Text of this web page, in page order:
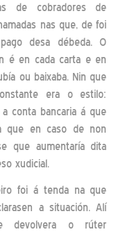
de cobradores de
nas que, de foi
desa débeda. O
é en cada carta e en
ou baixaba. Nin que
era o estilo:
conta bancaria á que
que en caso de non
que aumentaría dita
xudicial.
foi á tenda na que
a situación. Alí
devolvera o rúter